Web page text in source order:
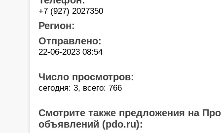
+7 (927) 2027350
Регион:
Отправлено:
22-06-2023 08:54
Число просмотров:
сегодня: 3, всего: 766
Смотрите также предложения на
объявлений (pdo.ru):